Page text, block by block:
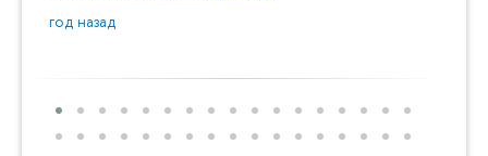
год назад